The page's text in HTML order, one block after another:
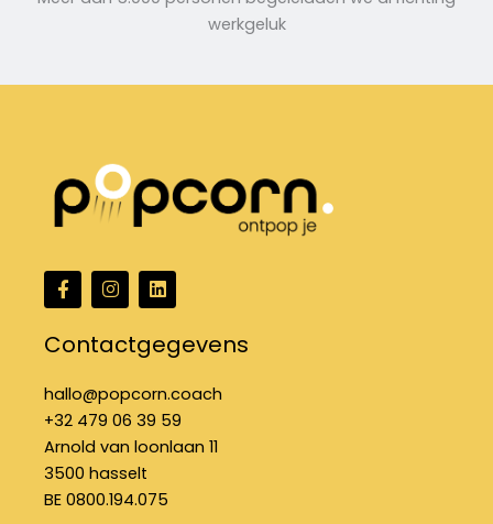
werkgeluk
F
a
c
e
b
o
k
-
f
I
n
s
t
a
r
a
m
L
i
n
k
e
i
n
Contactgegevens
hallo@popcorn.coach
+32 479 06 39 59
Arnold van loonlaan 11
3500 hasselt
BE 0800.194.075